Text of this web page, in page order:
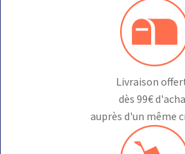
Livraison
dès 99€
auprès d'un même